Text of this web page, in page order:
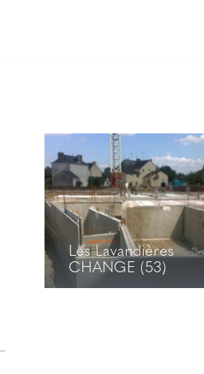
Les Lavandières
CHANGE (53)